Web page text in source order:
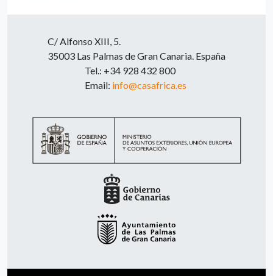
C/ Alfonso XIII, 5.
35003 Las Palmas de Gran Canaria. España
Tel.: +34 928 432 800
Email: info@casafrica.es